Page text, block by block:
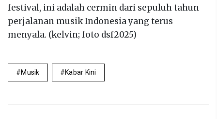
festival, ini adalah cermin dari sepuluh tahun
perjalanan musik Indonesia yang terus
menyala. (kelvin; foto dsf2025)
Musik Kabar Kini